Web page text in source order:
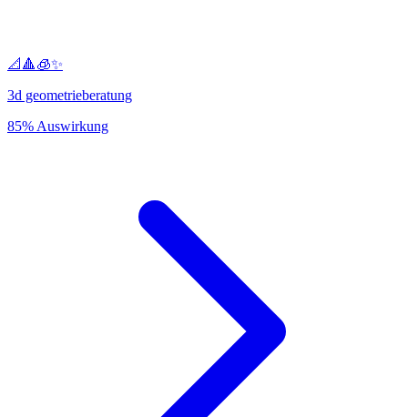
📐🔺🧊✨
3d geometrieberatung
85% Auswirkung